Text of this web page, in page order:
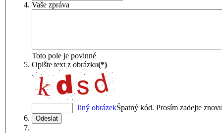
Vaše zpráva
Toto pole je povinné
Opište text z obrázku(*)
Jiný obrázekŠpatný kód. Prosím zadejte